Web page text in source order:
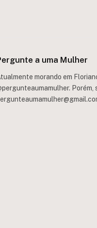
a uma Mulher
morando em